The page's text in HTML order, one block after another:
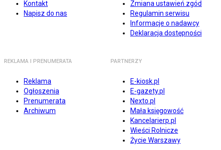
Kontakt
Napisz do nas
Zmiana ustawień zgód
Regulamin serwisu
Informacje o nadawcy
Deklaracja dostępności
REKLAMA I PRENUMERATA
Reklama
Ogłoszenia
Prenumerata
Archiwum
PARTNERZY
E-kiosk.pl
E-gazety.pl
Nexto.pl
Mała księgowość
Kancelarierp.pl
Wieści Rolnicze
Życie Warszawy